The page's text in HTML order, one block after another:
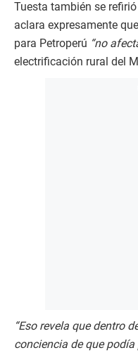
Tuesta también se
aclara expresamente
para Petroperú “no
electrificación rural del
“Eso revela que dentro
conciencia de que